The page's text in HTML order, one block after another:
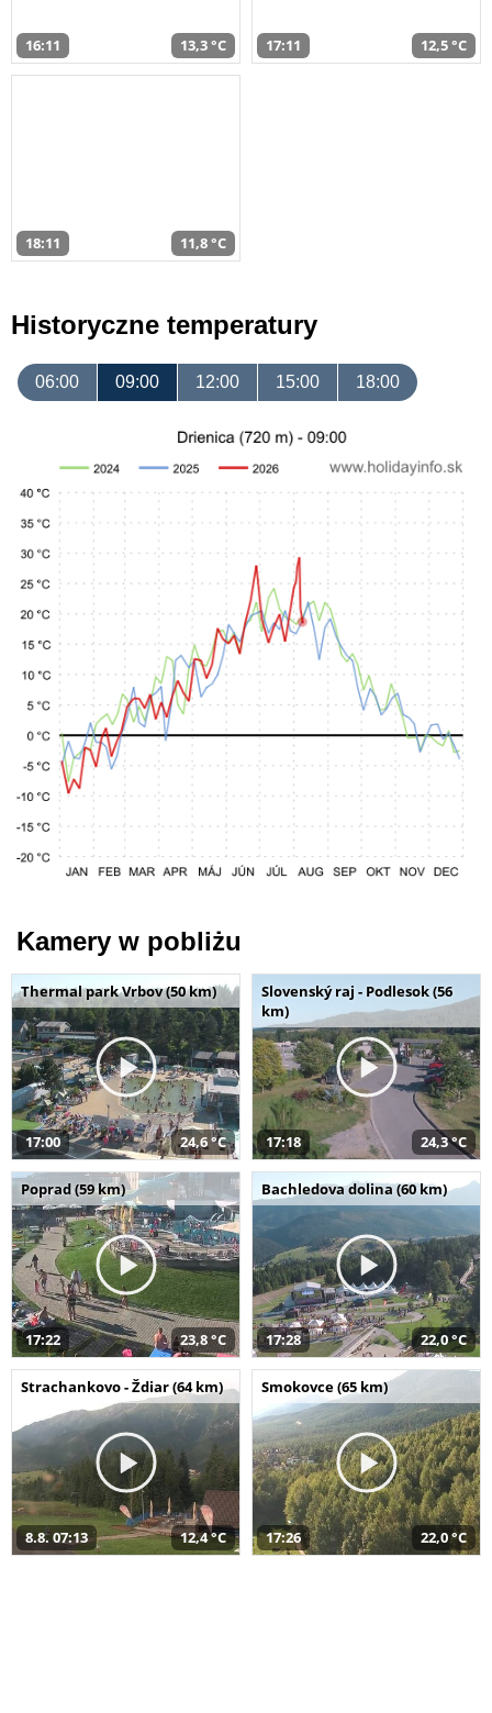
16:11 13,3 °C 17:11 12,5 °C
18:11 11,8 °C
Historyczne temperatury
06:00 09:00 12:00 15:00 18:00
Kamery w pobliżu
Thermal park Vrbov (50 km)
17:00 24,6 °C
Slovenský raj - Podlesok (56
km)
17:18 24,3 °C
Poprad (59 km)
17:22 23,8 °C
Bachledova dolina (60 km)
17:28 22,0 °C
Strachankovo - Ždiar (64 km)
8.8. 07:13 12,4 °C
Smokovce (65 km)
17:26 22,0 °C